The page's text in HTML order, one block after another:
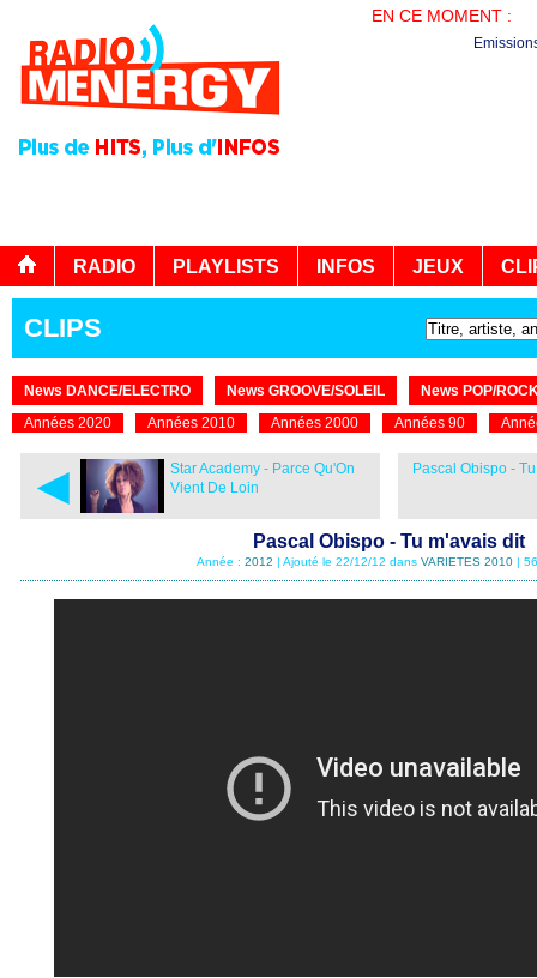
EN CE MOMENT :
RADIO PLAYLISTS INFOS JEUX
CLIPS
News DANCE/ELECTRO News GROOVE/SOLEIL
News POP/
Années 2020
Années 2010 Années 2000 Années 90
◄
Star Academy - Parce Qu'On
Vient De Loin
Pascal Obispo -
Pascal Obispo - Tu m'avais dit
Année : 2012 | Ajouté le 22/12/12 dans VARIETES 2010|